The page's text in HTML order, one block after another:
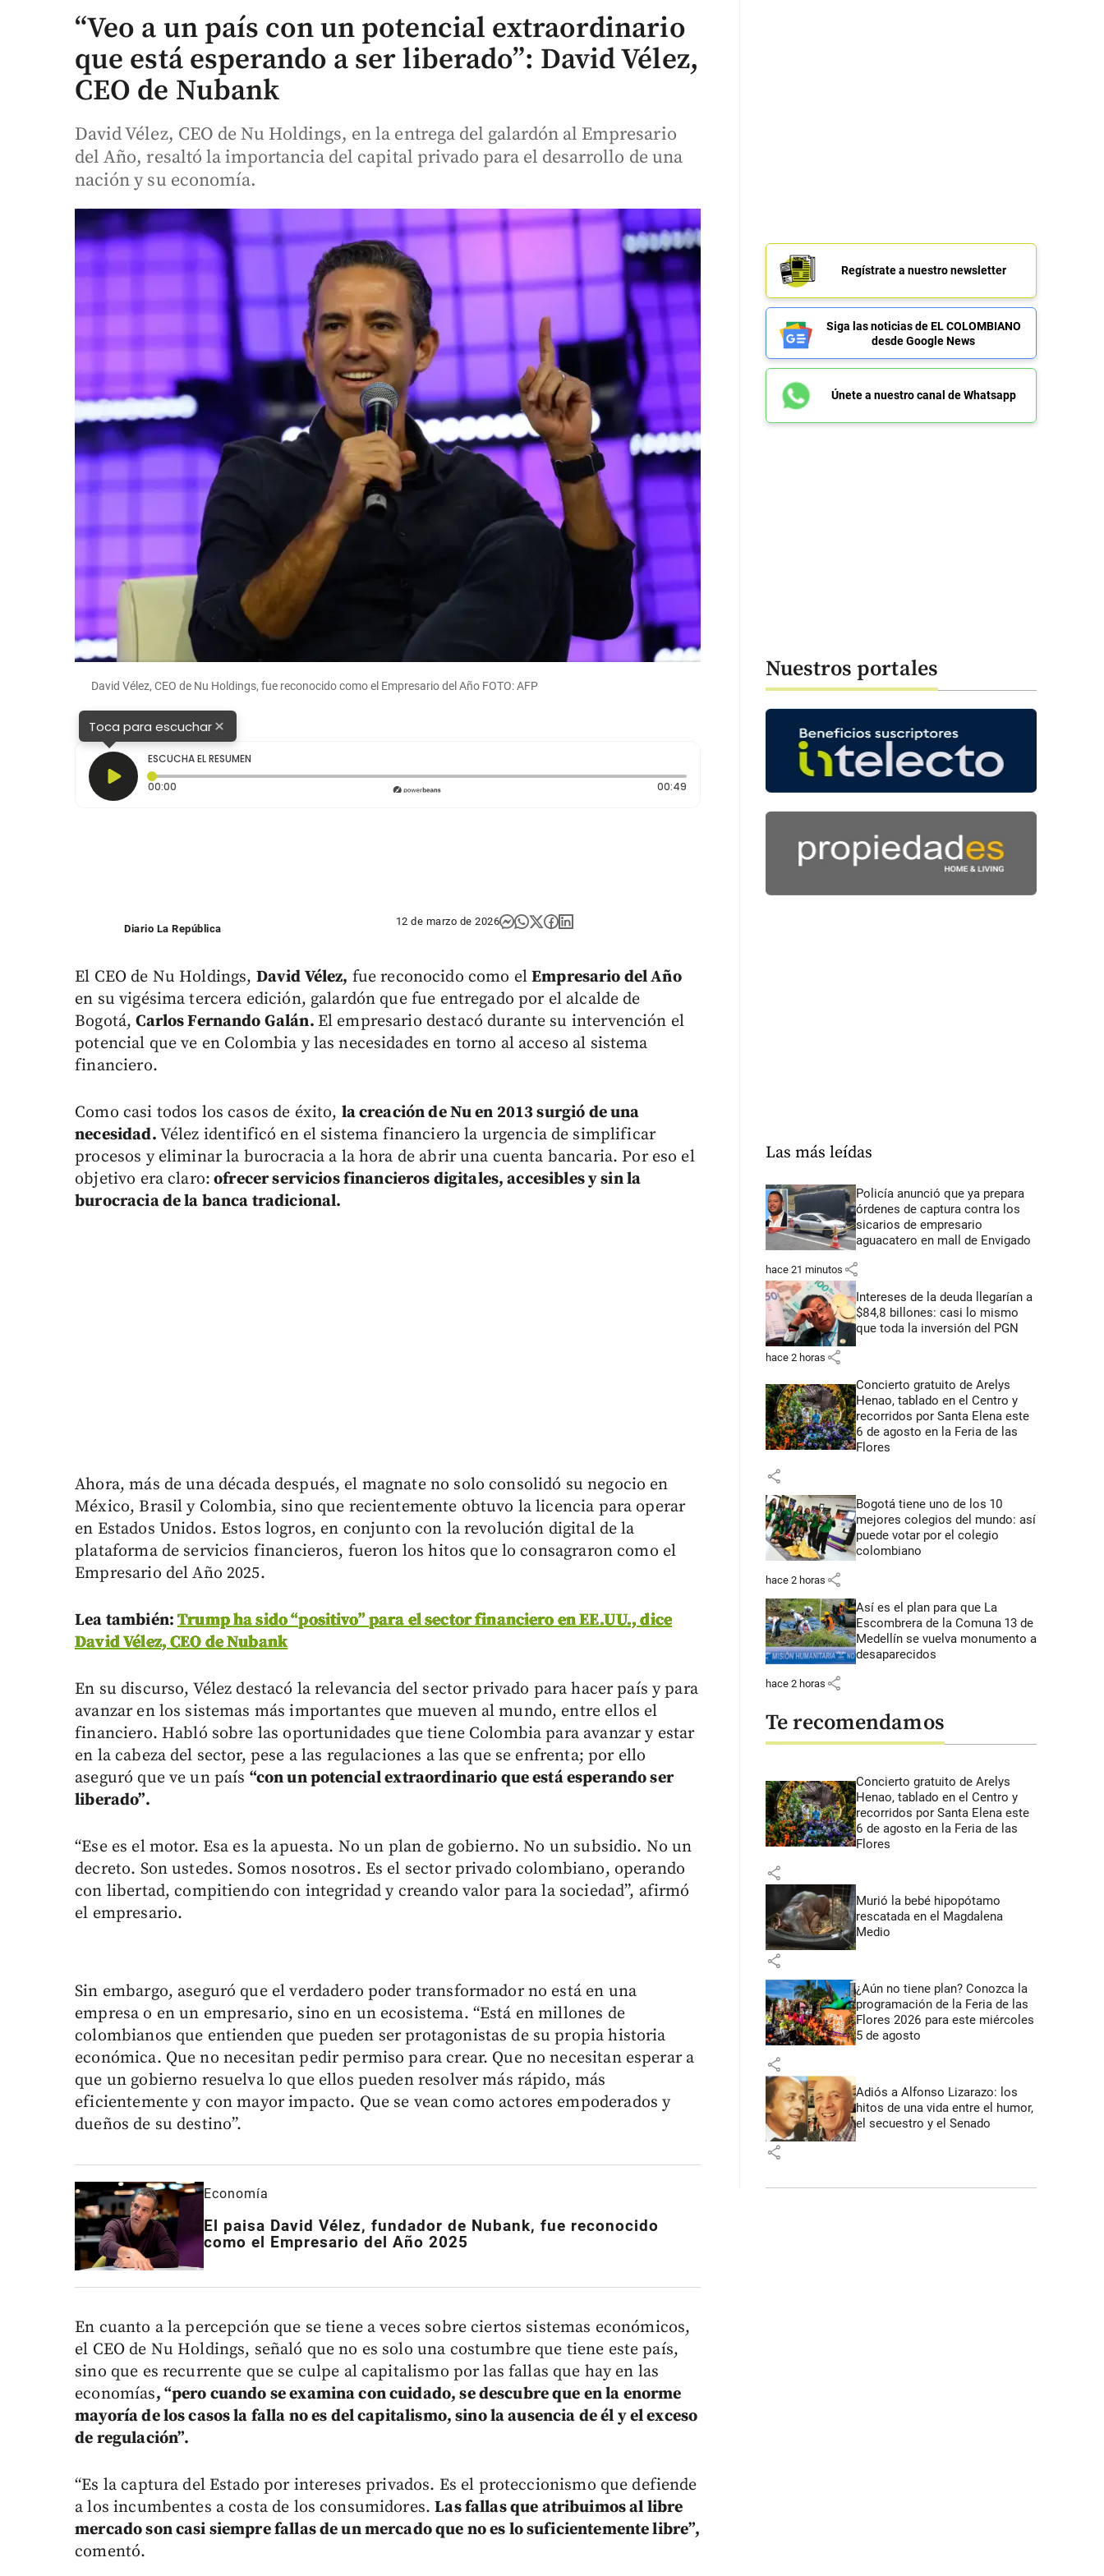
“Veo a un país con un potencial extraordinario
que está esperando a ser liberado”: David Vélez,
CEO de Nubank
David Vélez, CEO de Nu Holdings, en la entrega del galardón al Empresario
del Año, resaltó la importancia del capital privado para el desarrollo de una
nación y su economía.
David Vélez, CEO de Nu Holdings, fue reconocido como el Empresario del Año FOTO: AFP
Toca para escuchar×
ESCUCHA EL RESUMEN
00:00
00:49Duración: 49 segundos
Diario La República
12 de marzo de 2026
El CEO de Nu Holdings, David Vélez, fue reconocido como elEmpresario del Año
en su vigésima tercera edición, galardón que fue entregado por el alcalde de
Bogotá,Carlos Fernando Galán. El empresario destacó durante su intervención el
potencial que ve en Colombia y las necesidades en torno al acceso al sistema
financiero.
Como casi todos los casos de éxito, la creación de Nu en 2013 surgió de una
necesidad. Vélez identificó en el sistema financiero la urgencia de simplificar
procesos y eliminar la burocracia a la hora de abrir una cuenta bancaria. Por eso el
objetivo era claro: ofrecer servicios financieros digitales, accesibles y sin la
burocracia de la banca tradicional.
Ahora, más de una década después, el magnate no solo consolidó su negocio en
México, Brasil y Colombia, sino que recientemente obtuvo la licencia para operar
en Estados Unidos. Estos logros, en conjunto con la revolución digital de la
plataforma de servicios financieros, fueron los hitos que lo consagraron como el
Empresario del Año 2025.
Lea también:Trump ha sido “positivo” para el sector financiero en EE.UU., dice
David Vélez, CEO de Nubank
En su discurso, Vélez destacó la relevancia del sector privado para hacer país y para
avanzar en los sistemas más importantes que mueven al mundo, entre ellos el
financiero. Habló sobre las oportunidades que tiene Colombia para avanzar y estar
en la cabeza del sector, pese a las regulaciones a las que se enfrenta; por ello
aseguró que ve un país “con un potencial extraordinario que está esperando ser
liberado”.
“Ese es el motor. Esa es la apuesta. No un plan de gobierno. No un subsidio. No un
decreto. Son ustedes. Somos nosotros. Es el sector privado colombiano, operando
con libertad, compitiendo con integridad y creando valor para la sociedad”, afirmó
el empresario.
Sin embargo, aseguró que el verdadero poder transformador no está en una
empresa o en un empresario, sino en un ecosistema. “Está en millones de
colombianos que entienden que pueden ser protagonistas de su propia historia
económica. Que no necesitan pedir permiso para crear. Que no necesitan esperar a
que un gobierno resuelva lo que ellos pueden resolver más rápido, más
eficientemente y con mayor impacto. Que se vean como actores empoderados y
dueños de su destino”.
Economía
El paisa David Vélez, fundador de Nubank, fue reconocido
como el Empresario del Año 2025
En cuanto a la percepción que se tiene a veces sobre ciertos sistemas económicos,
el CEO de Nu Holdings, señaló que no es solo una costumbre que tiene este país,
sino que es recurrente que se culpe al capitalismo por las fallas que hay en las
economías, “pero cuando se examina con cuidado, se descubre que en la enorme
mayoría de los casos la falla no es del capitalismo, sino la ausencia de él y el exceso
de regulación”.
“Es la captura del Estado por intereses privados. Es el proteccionismo que defiende
a los incumbentes a costa de los consumidores.Las fallas que atribuimos al libre
mercado son casi siempre fallas de un mercado que no es lo suficientemente libre”,
comentó.
Regístrate a nuestro newsletter
Siga las noticias de EL COLOMBIANO
desde Google News
Únete a nuestro canal de Whatsapp
Nuestros portales
Las más leídas
Policía anunció que ya prepara
órdenes de captura contra los
sicarios de empresario
aguacatero en mall de Envigado
hace 21 minutos share
Intereses de la deuda llegarían a
$84,8 billones: casi lo mismo
que toda la inversión del PGN
hace 2 horas share
Concierto gratuito de Arelys
Henao, tablado en el Centro y
recorridos por Santa Elena este
6 de agosto en la Feria de las
Flores
share
Bogotá tiene uno de los 10
mejores colegios del mundo: así
puede votar por el colegio
colombiano
hace 2 horas share
Así es el plan para que La
Escombrera de la Comuna 13 de
Medellín se vuelva monumento a
desaparecidos
hace 2 horas share
Te recomendamos
Concierto gratuito de Arelys
Henao, tablado en el Centro y
recorridos por Santa Elena este
6 de agosto en la Feria de las
Flores
share
Murió la bebé hipopótamo
rescatada en el Magdalena
Medio
share
¿Aún no tiene plan? Conozca la
programación de la Feria de las
Flores 2026 para este miércoles
5 de agosto
share
Adiós a Alfonso Lizarazo: los
hitos de una vida entre el humor,
el secuestro y el Senado
share